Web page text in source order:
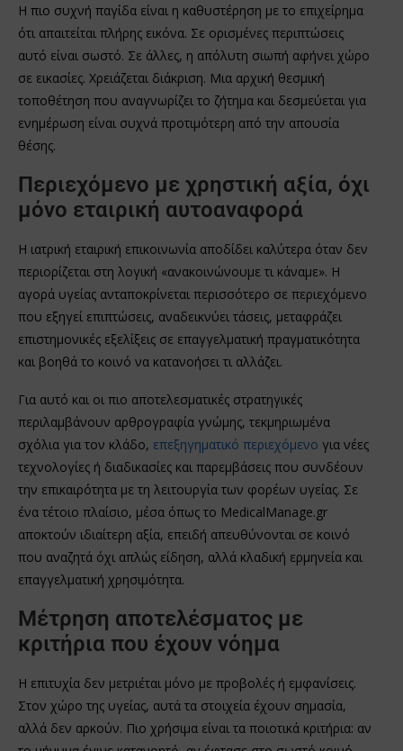
Η πιο συχνή παγίδα είναι η καθυστέρηση με το επιχείρημα
ότι απαιτείται πλήρης εικόνα. Σε ορισμένες περιπτώσεις
αυτό είναι σωστό. Σε άλλες, η απόλυτη σιωπή αφήνει χώρο
σε εικασίες. Χρειάζεται διάκριση. Μια αρχική θεσμική
τοποθέτηση που αναγνωρίζει το ζήτημα και δεσμεύεται για
ενημέρωση είναι συχνά προτιμότερη από την απουσία
θέσης.
Περιεχόμενο με χρηστική αξία, όχι
μόνο εταιρική αυτοαναφορά
Η ιατρική εταιρική επικοινωνία αποδίδει καλύτερα όταν δεν
περιορίζεται στη λογική «ανακοινώνουμε τι κάναμε». Η
αγορά υγείας ανταποκρίνεται περισσότερο σε περιεχόμενο
που εξηγεί επιπτώσεις, αναδεικνύει τάσεις, μεταφράζει
επιστημονικές εξελίξεις σε επαγγελματική πραγματικότητα
και βοηθά το κοινό να κατανοήσει τι αλλάζει.
Για αυτό και οι πιο αποτελεσματικές στρατηγικές
περιλαμβάνουν αρθρογραφία γνώμης, τεκμηριωμένα
σχόλια για τον κλάδο, επεξηγηματικό περιεχόμενο για νέες
τεχνολογίες ή διαδικασίες και παρεμβάσεις που συνδέουν
την επικαιρότητα με τη λειτουργία των φορέων υγείας. Σε
ένα τέτοιο πλαίσιο, μέσα όπως το MedicalManage.gr
αποκτούν ιδιαίτερη αξία, επειδή απευθύνονται σε κοινό
που αναζητά όχι απλώς είδηση, αλλά κλαδική ερμηνεία και
επαγγελματική χρησιμότητα.
Μέτρηση αποτελέσματος με
κριτήρια που έχουν νόημα
Η επιτυχία δεν μετριέται μόνο με προβολές ή εμφανίσεις.
Στον χώρο της υγείας, αυτά τα στοιχεία έχουν σημασία,
αλλά δεν αρκούν. Πιο χρήσιμα είναι τα ποιοτικά κριτήρια: αν